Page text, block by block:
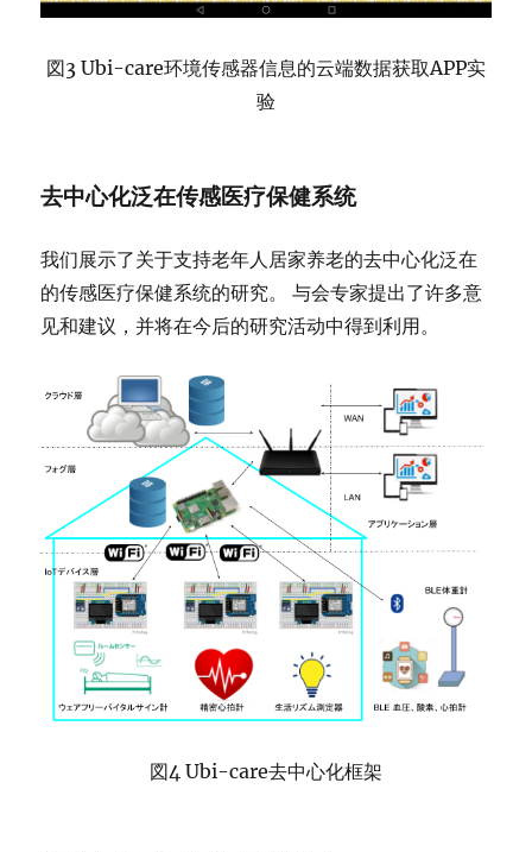
図3 Ubi-care环境传感器信息的云端数据获取APP实
验
去中心化泛在传感医疗保健系统
我们展示了关于支持老年人居家养老的去中心化泛在
的传感医疗保健系统的研究。 与会专家提出了许多意
见和建议，并将在今后的研究活动中得到利用。
図4 Ubi-care去中心化框架